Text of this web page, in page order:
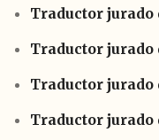
Traductor jurado
Traductor jurado
Traductor jurado
Traductor jurado